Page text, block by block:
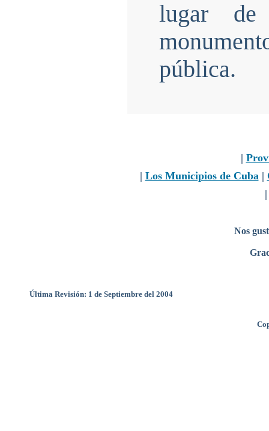
lugar
pública.
|
| Los Municipios de Cuba|
Nos
Última Revisión: 1 de Septiembre del 2004